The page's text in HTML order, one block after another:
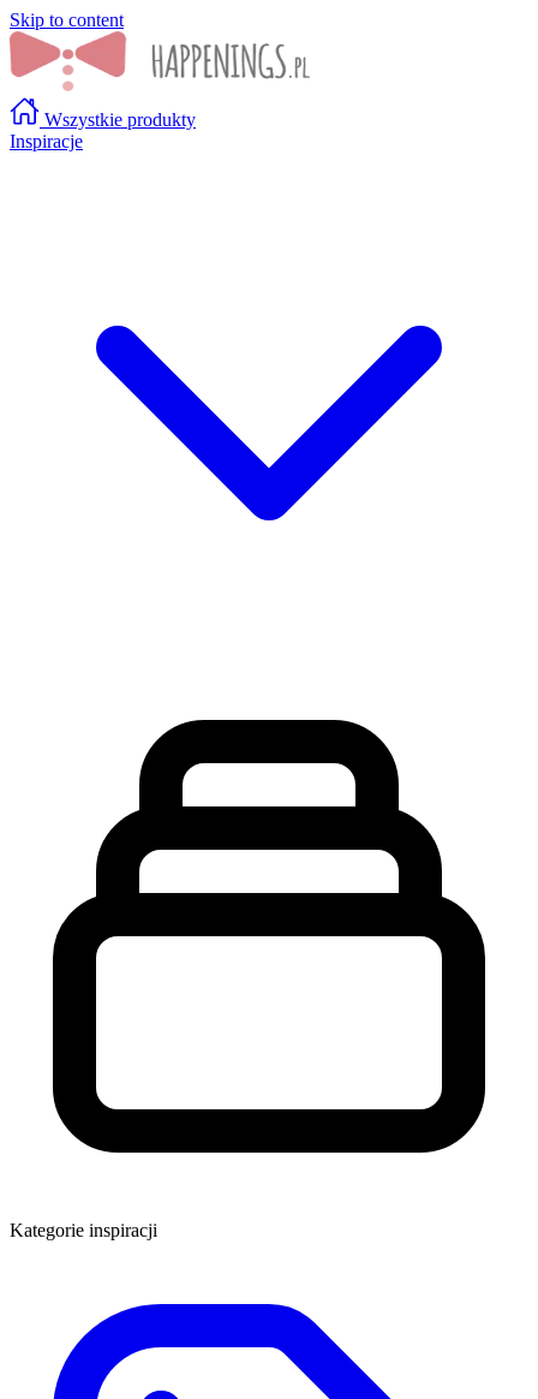
Skip to content
Wszystkie produkty
Inspiracje
Kategorie inspiracji